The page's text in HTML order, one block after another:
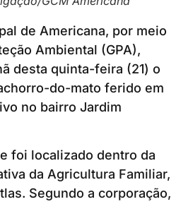
de Americana, por meio
Ambiental (GPA),
desta quinta-feira (21) o
do-mato ferido em
no bairro Jardim
foi localizado dentro da
da Agricultura Familiar,
Segundo a corporação,